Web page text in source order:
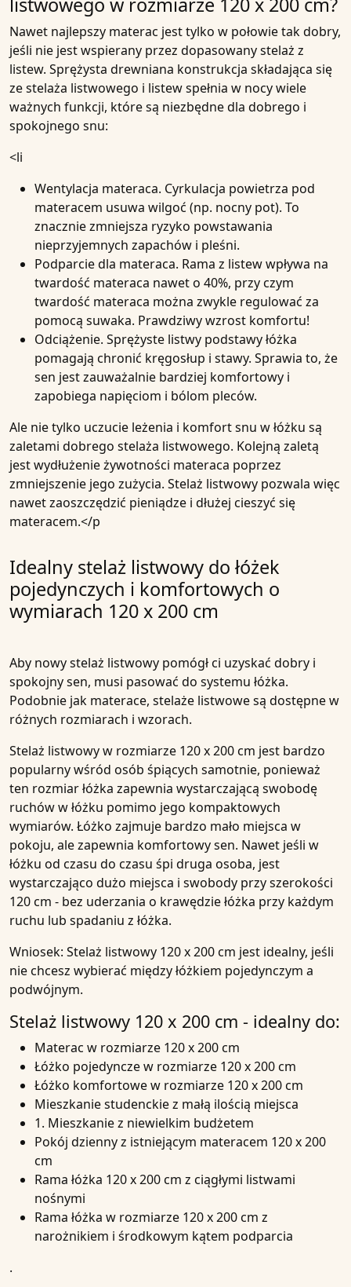
Nawet najlepszy materac jest tylko w połowie tak dobry,
jeśli nie jest wspierany przez dopasowany stelaż z
listew. Sprężysta drewniana konstrukcja składająca się
ze stelaża listwowego i listew spełnia w nocy wiele
ważnych funkcji, które są niezbędne dla dobrego i
spokojnego snu:
<li
Wentylacja materaca. Cyrkulacja powietrza pod
materacem usuwa wilgoć (np. nocny pot). To
znacznie zmniejsza ryzyko powstawania
nieprzyjemnych zapachów i pleśni.
Podparcie dla materaca. Rama z listew wpływa na
twardość materaca nawet o 40%, przy czym
twardość materaca można zwykle regulować za
pomocą suwaka. Prawdziwy wzrost komfortu!
Odciążenie. Sprężyste listwy podstawy łóżka
pomagają chronić kręgosłup i stawy. Sprawia to, że
sen jest zauważalnie bardziej komfortowy i
zapobiega napięciom i bólom pleców.
Ale nie tylko uczucie leżenia i komfort snu w łóżku są
zaletami dobrego stelaża listwowego. Kolejną zaletą
jest wydłużenie żywotności materaca poprzez
zmniejszenie jego zużycia. Stelaż listwowy pozwala więc
nawet zaoszczędzić pieniądze i dłużej cieszyć się
materacem.</p
Idealny stelaż listwowy do łóżek
pojedynczych i komfortowych o
wymiarach 120 x 200 cm
Aby nowy stelaż listwowy pomógł ci uzyskać dobry i
spokojny sen, musi pasować do systemu łóżka.
Podobnie jak materace, stelaże listwowe są dostępne w
różnych rozmiarach i wzorach.
Stelaż listwowy w rozmiarze 120 x 200 cm jest bardzo
popularny wśród osób śpiących samotnie, ponieważ
ten rozmiar łóżka zapewnia wystarczającą swobodę
ruchów w łóżku pomimo jego kompaktowych
wymiarów. Łóżko zajmuje bardzo mało miejsca w
pokoju, ale zapewnia komfortowy sen. Nawet jeśli w
łóżku od czasu do czasu śpi druga osoba, jest
wystarczająco dużo miejsca i swobody przy szerokości
120 cm - bez uderzania o krawędzie łóżka przy każdym
ruchu lub spadaniu z łóżka.
Wniosek: Stelaż listwowy 120 x 200 cm jest idealny, jeśli
nie chcesz wybierać między łóżkiem pojedynczym a
podwójnym.
Stelaż listwowy 120 x 200 cm - idealny do:
Materac w rozmiarze 120 x 200 cm
Łóżko pojedyncze w rozmiarze 120 x 200 cm
Łóżko komfortowe w rozmiarze 120 x 200 cm
Mieszkanie studenckie z małą ilością miejsca
1. Mieszkanie z niewielkim budżetem
Pokój dzienny z istniejącym materacem 120 x 200
cm
Rama łóżka 120 x 200 cm z ciągłymi listwami
nośnymi
Rama łóżka w rozmiarze 120 x 200 cm z
narożnikiem i środkowym kątem podparcia
.